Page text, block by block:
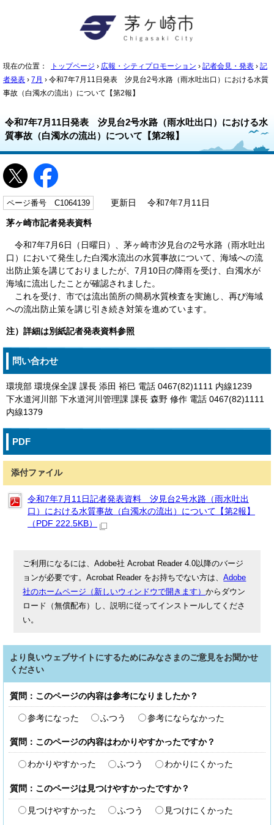
現在の位置： トップページ › 広報・シティプロモーション › 記者会見・発表 › 記
者発表 › 7月 › 令和7年7月11日発表 汐見台2号水路（雨水吐出口）における水質
事故（白濁水の流出）について【第2報】
令和7年7月11日発表 汐見台2号水路（雨水吐出口）における水
質事故（白濁水の流出）について【第2報】
ページ番号 C1064139 更新日 令和7年7月11日
茅ヶ崎市記者発表資料
令和7年7月6日（日曜日）、茅ヶ崎市汐見台の2号水路（雨水吐出
口）において発生した白濁水流出の水質事故について、海域への流
出防止策を講じておりましたが、7月10日の降雨を受け、白濁水が
海域に流出したことが確認されました。
これを受け、市では流出箇所の簡易水質検査を実施し、再び海域
への流出防止策を講じ引き続き対策を進めています。
注）詳細は別紙記者発表資料参照
問い合わせ
環境部 環境保全課 課長 添田 裕巳 電話 0467(82)1111 内線1239
下水道河川部 下水道河川管理課 課長 森野 修作 電話 0467(82)1111
内線1379
PDF
添付ファイル
令和7年7月11日記者発表資料 汐見台2号水路（雨水吐出
口）における水質事故（白濁水の流出）について【第2報】
（PDF 222.5KB）
ご利用になるには、Adobe社 Acrobat Reader 4.0以降のバージ
ョンが必要です。Acrobat Reader をお持ちでない方は、Adobe
社のホームページ（新しいウィンドウで開きます）からダウン
ロード（無償配布）し、説明に従ってインストールしてくださ
い。
より良いウェブサイトにするためにみなさまのご意見をお聞かせ
ください
質問：このページの内容は参考になりましたか？
参考になった ふつう 参考にならなかった
質問：このページの内容はわかりやすかったですか？
わかりやすかった ふつう わかりにくかった
質問：このページは見つけやすかったですか？
見つけやすかった ふつう 見つけにくかった